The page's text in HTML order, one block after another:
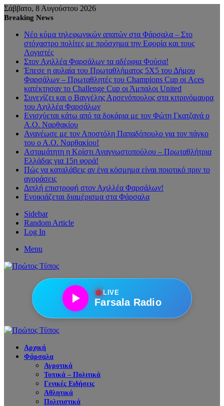
Σάββατο, 8 Αυγούστου 2026
Breaking News
Νέο κύμα τηλεφωνικών απατών στα Φάρσαλα – Στο
στόχαστρο πολίτες με πρόσχημα την Εφορία και τους
Λογιστές
Στον Αχιλλέα Φαρσάλων τα αδέρφια Φούσα!
Έπεσε η αυλαία του Πρωταθλήματος 5Χ5 του Δήμου
Φαρσάλων – Πρωταθλητές του Champions Cup οι Aces
κατέκτησαν το Challenge Cup οι Άμπαλοι United
Συνεχίζει και ο Βαγγέλης Αρσενόπουλος στα κιτρινόμαυρα
του Αχιλλέα Φαρσάλων
Ενισχύεται κάτω από τα δοκάρια με τον Φώτη Γκατζανά ο
Α.Ο. Ναρθακίου
Ανανέωσε με τον Αποστόλη Παπαδόπουλο για τον πάγκο
του ο Α.Ο. Ναρθακίου!
Ασταμάτητη η Κρίστι Αναγνωστοπούλου – Πρωταθλήτρια
Ελλάδας για 15η φορά!
Πώς να καταλάβεις αν ένα κόσμημα είναι ποιοτικό πριν το
αγοράσεις
Διπλή επιστροφή στον Αχιλλέα Φαρσάλων!
Ενοικιάζεται διαμέρισμα στα Φάρσαλα
Sidebar
Random Article
Log In
Menu
●LIVE
Farsala Radio
Αρχική
Φάρσαλα
Αγροτικά
Τοπικά – Πολιτικά
Γενικές Ειδήσεις
Αθλητικά
Πολιτιστικά